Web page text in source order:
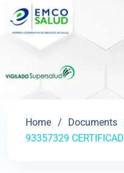
Home
Documents
93357329